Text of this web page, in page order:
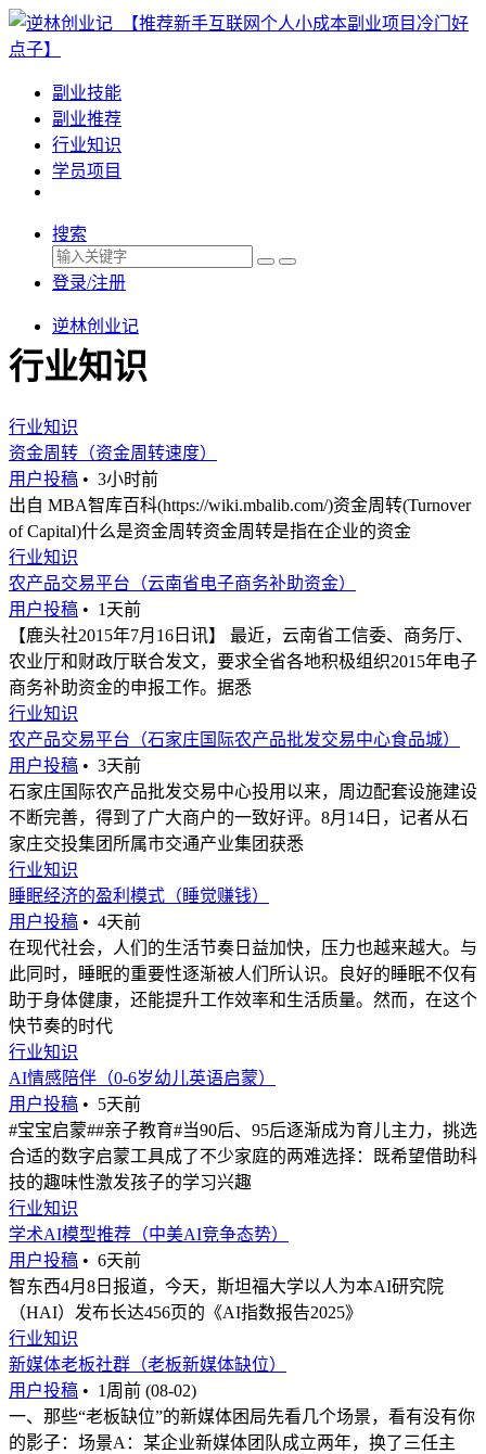
副业技能
副业推荐
行业知识
学员项目
搜索
登录/注册
逆林创业记
行业知识
行业知识
资金周转（资金周转速度）
用户投稿 • 3小时前
出自 MBA智库百科(https://wiki.mbalib.com/)资金周转(Turnover
of Capital)什么是资金周转资金周转是指在企业的资金
行业知识
农产品交易平台（云南省电子商务补助资金）
用户投稿 • 1天前
【鹿头社2015年7月16日讯】 最近，云南省工信委、商务厅、
农业厅和财政厅联合发文，要求全省各地积极组织2015年电子
商务补助资金的申报工作。据悉
行业知识
农产品交易平台（石家庄国际农产品批发交易中心食品城）
用户投稿 • 3天前
石家庄国际农产品批发交易中心投用以来，周边配套设施建设
不断完善，得到了广大商户的一致好评。8月14日，记者从石
家庄交投集团所属市交通产业集团获悉
行业知识
睡眠经济的盈利模式（睡觉赚钱）
用户投稿 • 4天前
在现代社会，人们的生活节奏日益加快，压力也越来越大。与
此同时，睡眠的重要性逐渐被人们所认识。良好的睡眠不仅有
助于身体健康，还能提升工作效率和生活质量。然而，在这个
快节奏的时代
行业知识
AI情感陪伴（0-6岁幼儿英语启蒙）
用户投稿 • 5天前
#宝宝启蒙##亲子教育#当90后、95后逐渐成为育儿主力，挑选
合适的数字启蒙工具成了不少家庭的两难选择：既希望借助科
技的趣味性激发孩子的学习兴趣
行业知识
学术AI模型推荐（中美AI竞争态势）
用户投稿 • 6天前
智东西4月8日报道，今天，斯坦福大学以人为本AI研究院
（HAI）发布长达456页的《AI指数报告2025》
行业知识
新媒体老板社群（老板新媒体缺位）
用户投稿 • 1周前 (08-02)
一、那些“老板缺位”的新媒体困局先看几个场景，看有没有你
的影子：场景A：某企业新媒体团队成立两年，换了三任主